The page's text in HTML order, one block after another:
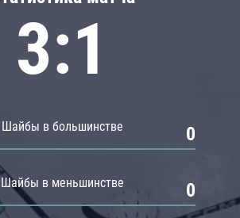
3:1
Шайбы в большинстве 0
Шайбы в меньшинстве 0